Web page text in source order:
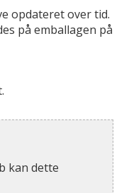
opdateret over tid.
på emballagen på
kan dette